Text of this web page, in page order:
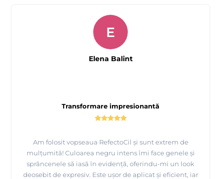
Transformare impresionantă
Am folosit vopseaua RefectoCil și sunt extrem de
mulțumită! Culoarea negru intens îmi face genele și
sprâncenele să iasă în evidență, oferindu-mi un look
deosebit de expresiv. Este ușor de aplicat și eficient, iar
E
Elena Balint